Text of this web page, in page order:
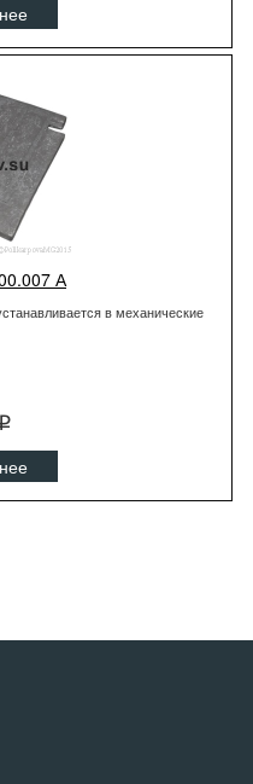
А
в механические
q